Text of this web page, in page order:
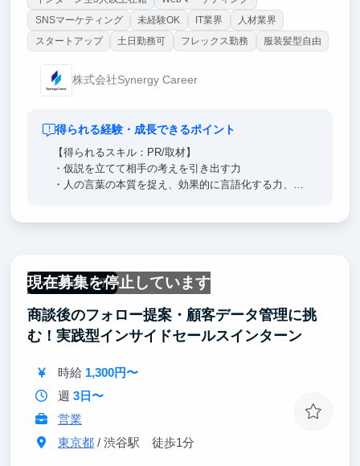
SNSマーケティング
未経験OK IT業界
人材業界
スタートアップ
土日勤務可 フレックス勤務 服装髪型自由
株式会社Synergy Career
得られる経験・成長できるポイント
【得られるスキル：PR/取材】
・仮説を立てて相手の考えを引き出す力
・人の言葉の本質を捉え、効果的に言語化する力、文
【得られるスキル：LINE運用】
・データ分析力
・商品やサービスを効果的に売る文章力
・LINEマーケティングのスキル
【主な就職先】
大手企業やスタートアップのマーケティング職・広告
【得られるスキル：ライター】
現在募集を停止しています
一部リモート可
商談後のフォロー提案・顧客データ管理に挑
む！実践型インサイドセールスインターン
時給 1,300円〜
週 3日〜
営業
東京都/ 渋谷駅 徒歩1分